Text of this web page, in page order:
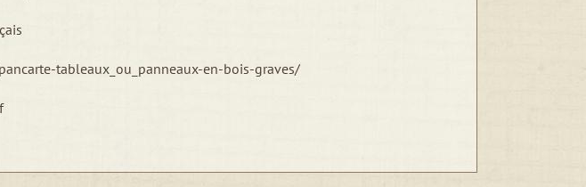
tableaux_ou_panneaux-en-bois-graves/